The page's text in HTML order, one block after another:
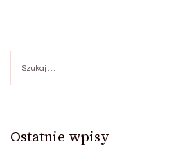
Ostatnie wpisy